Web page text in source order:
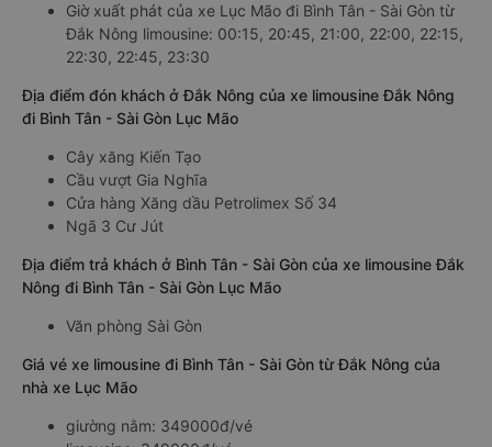
Giờ xuất phát của xe Lục Mão đi Bình Tân - Sài Gòn từ
Đắk Nông limousine: 00:15, 20:45, 21:00, 22:00, 22:15,
22:30, 22:45, 23:30
Địa điểm đón khách ở Đắk Nông của xe limousine Đắk Nông
đi Bình Tân - Sài Gòn Lục Mão
Cây xăng Kiến Tạo
Cầu vượt Gia Nghĩa
Cửa hàng Xăng dầu Petrolimex Số 34
Ngã 3 Cư Jút
Địa điểm trả khách ở Bình Tân - Sài Gòn của xe limousine Đắk
Nông đi Bình Tân - Sài Gòn Lục Mão
Văn phòng Sài Gòn
Giá vé xe limousine đi Bình Tân - Sài Gòn từ Đắk Nông của
nhà xe Lục Mão
giường nằm: 349000đ/vé